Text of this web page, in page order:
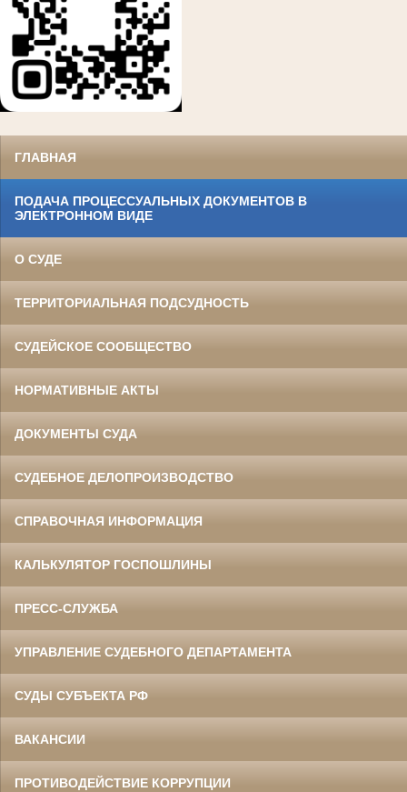
ГЛАВНАЯ
ПОДАЧА ПРОЦЕССУАЛЬНЫХ ДОКУМЕНТОВ В
ЭЛЕКТРОННОМ ВИДЕ
О СУДЕ
ТЕРРИТОРИАЛЬНАЯ ПОДСУДНОСТЬ
СУДЕЙСКОЕ СООБЩЕСТВО
НОРМАТИВНЫЕ АКТЫ
ДОКУМЕНТЫ СУДА
СУДЕБНОЕ ДЕЛОПРОИЗВОДСТВО
СПРАВОЧНАЯ ИНФОРМАЦИЯ
КАЛЬКУЛЯТОР ГОСПОШЛИНЫ
ПРЕСС-СЛУЖБА
УПРАВЛЕНИЕ СУДЕБНОГО ДЕПАРТАМЕНТА
СУДЫ СУБЪЕКТА РФ
ВАКАНСИИ
ПРОТИВОДЕЙСТВИЕ КОРРУПЦИИ